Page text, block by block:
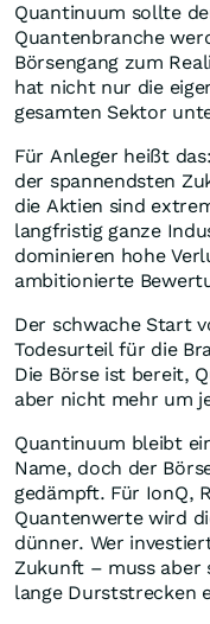
Quantinuum sollte
Quantenbranche
Börsengang zum
hat nicht nur die
gesamten Sektor
Für Anleger heißt
der spannendsten
die Aktien sind
langfristig ganze
dominieren hohe
ambitionierte
Der schwache Start
Todesurteil für die
Die Börse ist bereit,
aber nicht mehr um
Quantinuum bleibt
Name, doch der
gedämpft. Für IonQ,
Quantenwerte wird
dünner. Wer
Zukunft – muss aber
lange Durststrecken